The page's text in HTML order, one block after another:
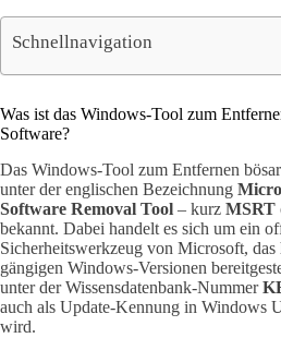
Schnellnavigation
Was ist das Windows-Tool zum
Software?
Das Windows-Tool zum Entfernen
unter der englischen Bezeichnung
Software Removal Tool – kurz MSRT
bekannt. Dabei handelt es sich um ein
Sicherheitswerkzeug von Microsoft, das
gängigen Windows-Versionen
unter der Wissensdatenbank-Nummer
auch als Update-Kennung in Windows
wird.